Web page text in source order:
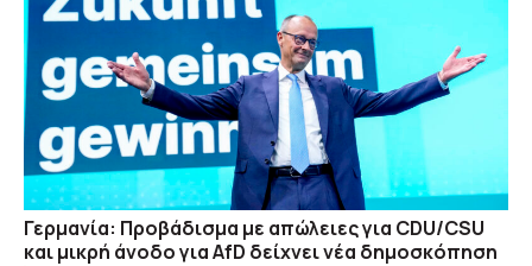
Γερμανία: Προβάδισμα με απώλειες για CDU/CSU
και μικρή άνοδο για AfD δείχνει νέα δημοσκόπηση